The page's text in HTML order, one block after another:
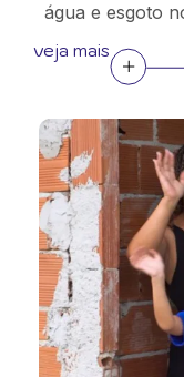
água e esgoto
veja mais